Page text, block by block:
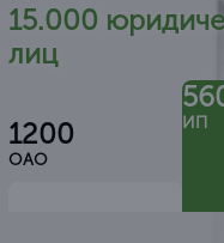
15.000
лиц
1200
ОАО
ИП